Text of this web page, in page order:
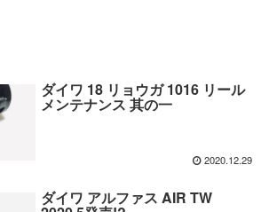
ダイワ 18 リョウガ 1016 リール
メンテナンス 其の一
2020.12.29
ダイワ アルファス AIR TW